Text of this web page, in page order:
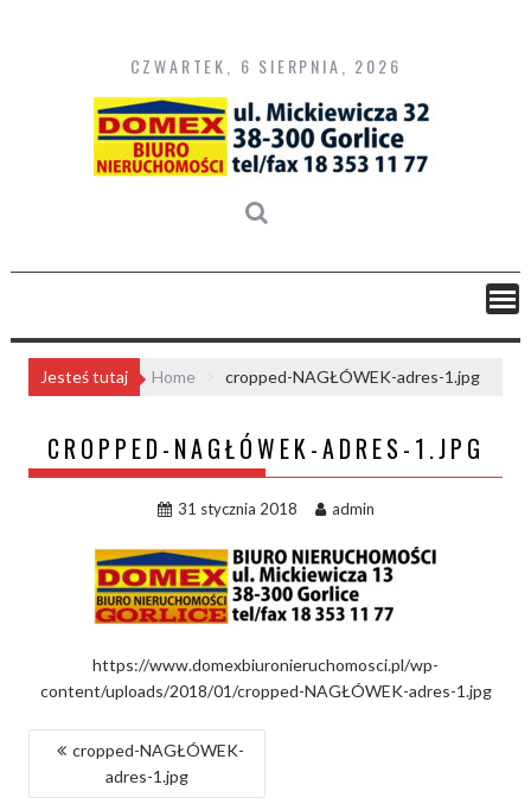
content
CZWARTEK, 6 SIERPNIA, 2026
Jesteś tutaj Home cropped-NAGŁÓWEK-adres-1.jpg
CROPPED-NAGŁÓWEK-ADRES-1.JPG
31 stycznia 2018 admin
https://www.domexbiuronieruchomosci.pl/wp-
content/uploads/2018/01/cropped-NAGŁÓWEK-adres-1.jpg
NAWIGACJA
WPISU
cropped-NAGŁÓWEK-
adres-1.jpg